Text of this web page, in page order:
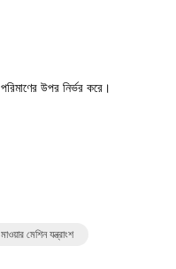
উপর নির্ভর করে।
মেশিন যন্ত্রাংশ